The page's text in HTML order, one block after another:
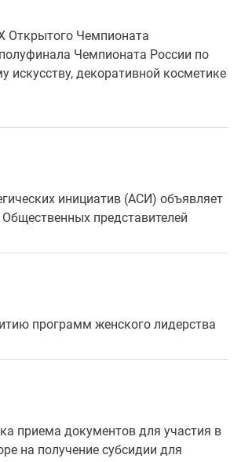
Открытого Чемпионата
Чемпионата России по
искусству, декоративной косметике
инициатив (АСИ) объявляет
представителей
программ женского лидерства
приема документов для участия в
на получение субсидии для